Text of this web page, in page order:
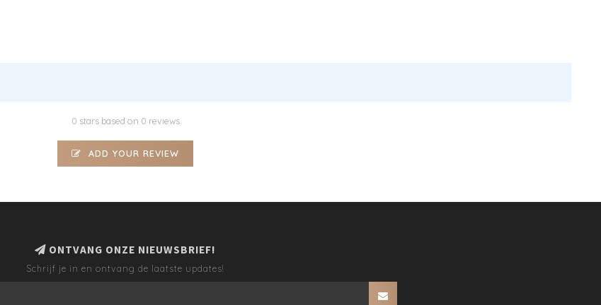
0 stars based on 0 reviews
ADD YOUR REVIEW
ONTVANG ONZE NIEUWSBRIEF!
Schrijf je in en ontvang de laatste updates!